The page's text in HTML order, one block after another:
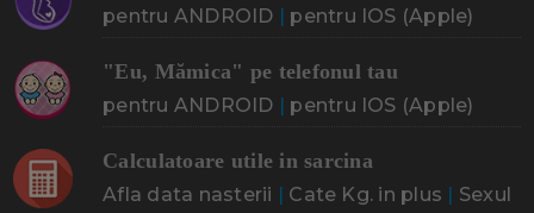
pentru ANDROID | pentru IOS (Apple)
"Eu, Mămica" pe telefonul tau
pentru ANDROID | pentru IOS (Apple)
Calculatoare utile in sarcina
Afla data nasterii | Cate Kg. in plus | Sexul